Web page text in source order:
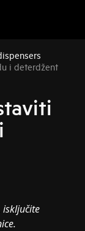
i deterdžent
isključite